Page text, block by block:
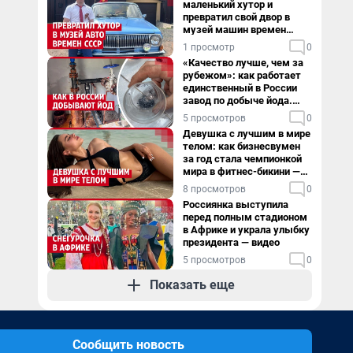
маленький хутор и
превратил свой двор в
музей машин времен
СССР. Видео
1 просмотр 0
«Качество лучше, чем за
рубежом»: как работает
единственный в России
завод по добыче йода.
Видео
5 просмотров 0
Девушка с лучшим в мире
телом: как бизнесвумен
за год стала чемпионкой
мира в фитнес-бикини —
видео
8 просмотров 0
Россиянка выступила
перед полным стадионом
в Африке и украла улыбку
президента — видео
5 просмотров 0
Показать еще
Сообщить новость